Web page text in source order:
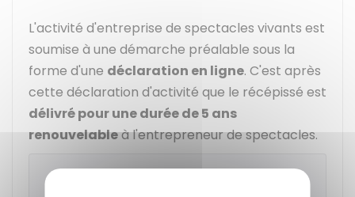
L'activité d'entreprise de spectacles vivants est
soumise à une démarche préalable sous la
forme d'une déclaration en ligne. C'est après
cette déclaration d'activité que le récépissé est
délivré pour une durée de 5 ans
renouvelableà l'entrepreneur de spectacles.